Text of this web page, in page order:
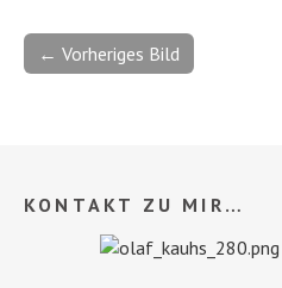
← Vorheriges Bild
KONTAKT ZU MIR…